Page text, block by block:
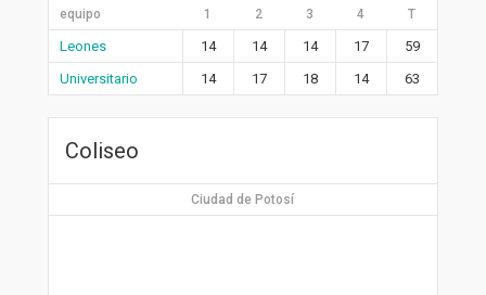
equipo 1 2 3 4 T
Leones 14 14 14 17
59
Universitario
14 17 18 14 63
Coliseo
Ciudad de Potosí